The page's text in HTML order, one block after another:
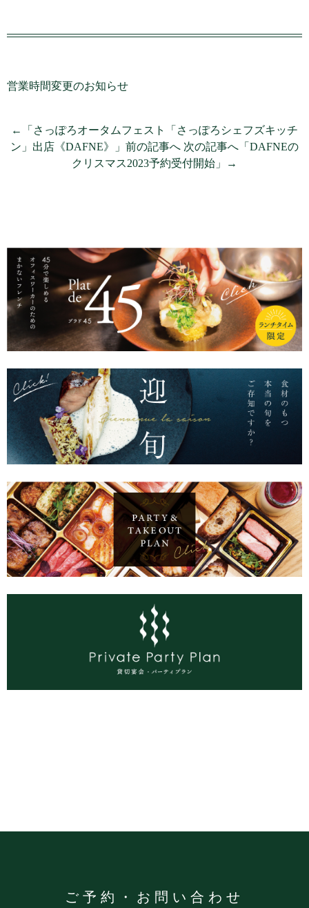
営業時間変更のお知らせ
←「さっぽろオータムフェスト「さっぽろシェフズキッチ
ン」出店《DAFNE》」前の記事へ 次の記事へ「DAFNEの
クリスマス2023予約受付開始」→
ご予約・お問い合わせ